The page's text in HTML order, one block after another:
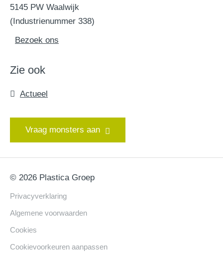
5145 PW Waalwijk
(Industrienummer 338)
Bezoek ons
Zie ook
Actueel
Vraag monsters aan
© 2026 Plastica Groep
Privacyverklaring
Algemene voorwaarden
Cookies
Cookievoorkeuren aanpassen